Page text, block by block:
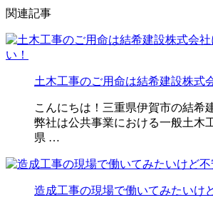
関連記事
土木工事のご用命は結希建設株式
こんにちは！三重県伊賀市の結希
弊社は公共事業における一般土木
県 …
造成工事の現場で働いてみたい